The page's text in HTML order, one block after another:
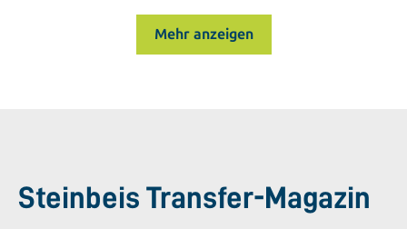
Mehr anzeigen
Steinbeis Transfer-Magazin